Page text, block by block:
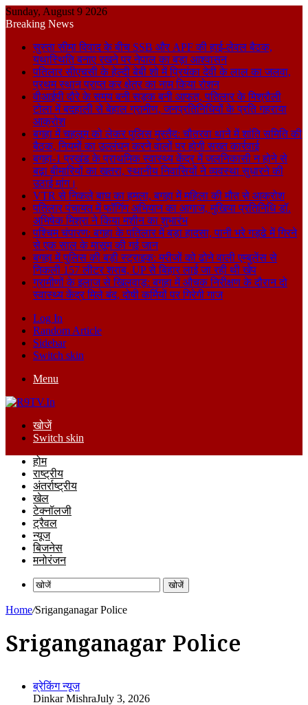
Sunday, August 9 2026
Breaking News
सुस्ता सीमा विवाद के बीच SSB और APF की हाई-लेवल बैठक,
यथास्थिति बनाए रखने पर नेपाल का बड़ा आश्वासन
पतिलार सीएचसी के हेल्दी बेबी शो में प्रियंका देवी के लाल का जलवा,
प्रथम स्थान प्राप्त कर क्षेत्र का नाम किया रोशन
वीआईपी दौरे के समय बनी सड़क बनी आफत, पतिलार के मिश्रौली
टोला में बदहाली से बेहाल ग्रामीण, जनप्रतिनिधियों के प्रति गहराया
आक्रोश
बगहा में चहलूम को लेकर पुलिस मुस्तैद: चौतरवा थाने में शांति समिति की
बैठक, नियमों का उल्लंघन करने वालों पर होगी सख्त कार्रवाई
बगहा-1 प्रखंड के प्राथमिक स्वास्थ्य केंद्र में जलनिकासी न होने से
बढ़ा बीमारियों का खतरा, स्थानीय निवासियों ने व्यवस्था सुधारने की
उठाई मांग।
VTR से निकले बाघ का हमला, बगहा में महिला की मौत से आक्रोश
पतिलार पंचायत में फॉगिंग अभियान का आगाज, मुखिया प्रतिनिधि डॉ.
अभिषेक मिश्रा ने किया मशीन का शुभारंभ
पश्चिम चंपारण: बगहा के पतिलार में बड़ा हादसा, पानी भरे गड्ढे में गिरने
से एक साल के मासूम की गई जान
बगहा में पुलिस की बड़ी स्ट्राइक: मरीजों को ढोने वाली एम्बुलेंस से
निकली 157 लीटर शराब, UP से बिहार लाई जा रही थी खेप
ग्रामीणों के इलाज से खिलवाड़: बगहा में औचक निरीक्षण के दौरान दो
स्वास्थ्य केंद्र मिले बंद, दोषी कर्मियों पर गिरेगी गाज
Log In
Random Article
Sidebar
Switch skin
Menu
खोजें
Switch skin
होम
राष्ट्रीय
अंतर्राष्ट्रीय
खेल
टेक्नॉलजी
ट्रैवल
न्यूज
बिजनेस
मनोरंजन
खोजें
Home/Sriganganagar Police
Sriganganagar Police
ब्रेकिंग न्यूज
Dinkar MishraJuly 3, 2026